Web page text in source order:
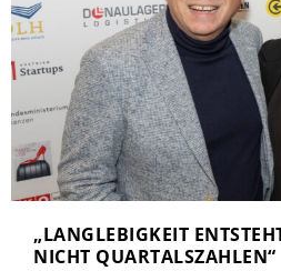
„LANGLEBIGKEIT
NICHT QUARTALSZAHLEN“